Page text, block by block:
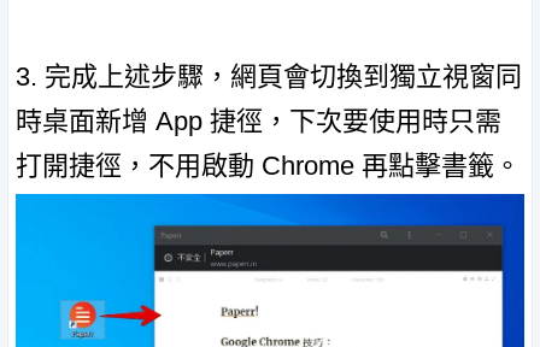
3. 完成上述步驟，網頁會切換到獨立視窗同
時桌面新增 App 捷徑，下次要使用時只需
打開捷徑，不用啟動 Chrome 再點擊書籤。